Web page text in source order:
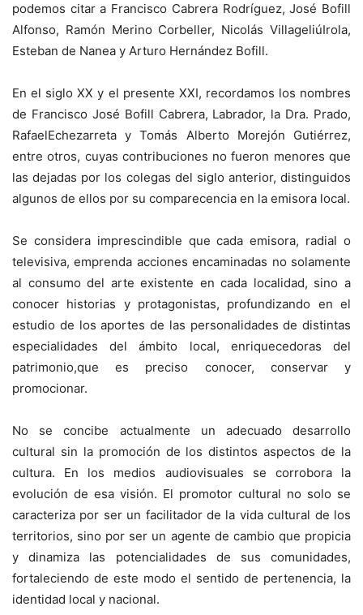
podemos citar a Francisco Cabrera Rodríguez, José Bofill
Alfonso, Ramón Merino Corbeller, Nicolás VillageliúIrola,
Esteban de Nanea y Arturo Hernández Bofill.
En el siglo XX y el presente XXI, recordamos los nombres
de Francisco José Bofill Cabrera, Labrador, la Dra. Prado,
RafaelEchezarreta y Tomás Alberto Morejón Gutiérrez,
entre otros, cuyas contribuciones no fueron menores que
las dejadas por los colegas del siglo anterior, distinguidos
algunos de ellos por su comparecencia en la emisora local.
Se considera imprescindible que cada emisora, radial o
televisiva, emprenda acciones encaminadas no solamente
al consumo del arte existente en cada localidad, sino a
conocer historias y protagonistas, profundizando en el
estudio de los aportes de las personalidades de distintas
especialidades del ámbito local, enriquecedoras del
patrimonio,que es preciso conocer, conservar y
promocionar.
No se concibe actualmente un adecuado desarrollo
cultural sin la promoción de los distintos aspectos de la
cultura. En los medios audiovisuales se corrobora la
evolución de esa visión. El promotor cultural no solo se
caracteriza por ser un facilitador de la vida cultural de los
territorios, sino por ser un agente de cambio que propicia
y dinamiza las potencialidades de sus comunidades,
fortaleciendo de este modo el sentido de pertenencia, la
identidad local y nacional.